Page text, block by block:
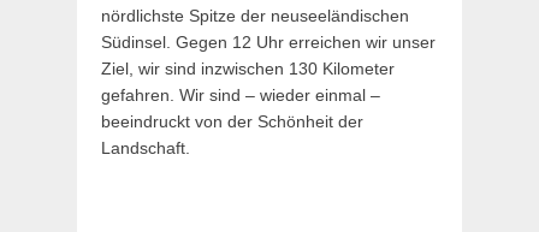
nördlichste Spitze der neuseeländischen
Südinsel. Gegen 12 Uhr erreichen wir unser
Ziel, wir sind inzwischen 130 Kilometer
gefahren. Wir sind – wieder einmal –
beeindruckt von der Schönheit der
Landschaft.